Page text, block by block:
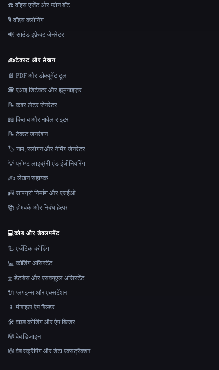
☎️ वॉइस एजेंट और फ़ोन बॉट
🎙️ वॉइस क्लोनिंग
🔊 साउंड इफ़ेक्ट जेनरेटर
✍️टेक्स्ट और लेखन
📄 PDF और डॉक्यूमेंट टूल
🕵️ एआई डिटेक्टर और ह्यूमनाइज़र
📝 कवर लेटर जेनरेटर
📖 किताब और नावेल राइटर
📝 टेक्स्ट जनरेशन
🏷️ नाम, स्लोगन और नेमिंग जेनरेटर
💡 प्रॉम्प्ट लाइब्रेरी एंड इंजीनियरिंग
✍️ लेखन सहायक
📠 सामग्री निर्माण और एसईओ
📚 होमवर्क और निबंध हेल्पर
💻कोड और डेवलपमेंट
🦾 एजेंटिक कोडिंग
💻 कोडिंग असिस्टेंट
🗄️ डेटाबेस और एसक्यूएल असिस्टेंट
🔌 प्लगइन्स और एक्सटेंशन
📱 मोबाइल ऐप बिल्डर
🛠️ वाइब कोडिंग और ऐप बिल्डर
🕸 वेब डिजाइन
🕸️ वेब स्क्रैपिंग और डेटा एक्सट्रैक्शन